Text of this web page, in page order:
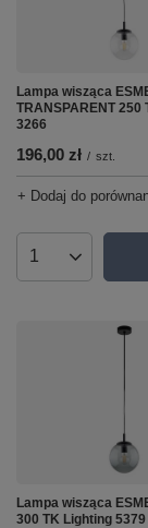
Lampa wisząca
TRANSPARENT 250
3266
196,00 zł / szt.
+ Dodaj do
Ilość produktów
Lampa wisząca
300 TK Lighting 5379